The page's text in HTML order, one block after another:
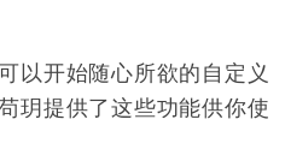
开始随心所欲的自定义
玥提供了这些功能供你使